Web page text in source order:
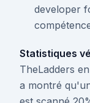
developer
Statistiques
TheLadders
a montré